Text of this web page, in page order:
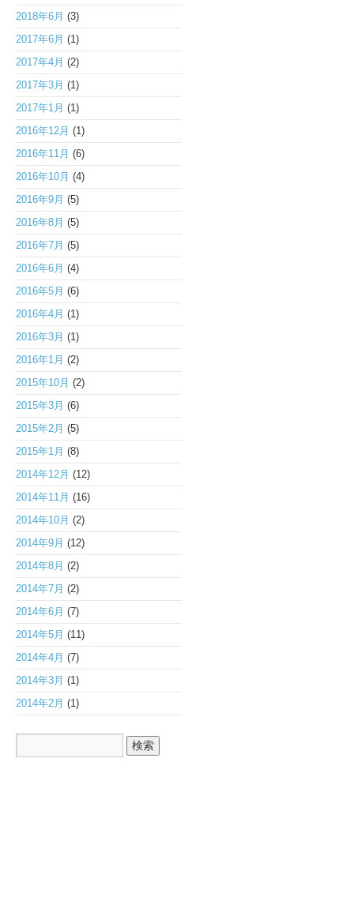
2018年6月 (3)
2017年6月 (1)
2017年4月 (2)
2017年3月 (1)
2017年1月 (1)
2016年12月 (1)
2016年11月 (6)
2016年10月 (4)
2016年9月 (5)
2016年8月 (5)
2016年7月 (5)
2016年6月 (4)
2016年5月 (6)
2016年4月 (1)
2016年3月 (1)
2016年1月 (2)
2015年10月 (2)
2015年3月 (6)
2015年2月 (5)
2015年1月 (8)
2014年12月 (12)
2014年11月 (16)
2014年10月 (2)
2014年9月 (12)
2014年8月 (2)
2014年7月 (2)
2014年6月 (7)
2014年5月 (11)
2014年4月 (7)
2014年3月 (1)
2014年2月 (1)